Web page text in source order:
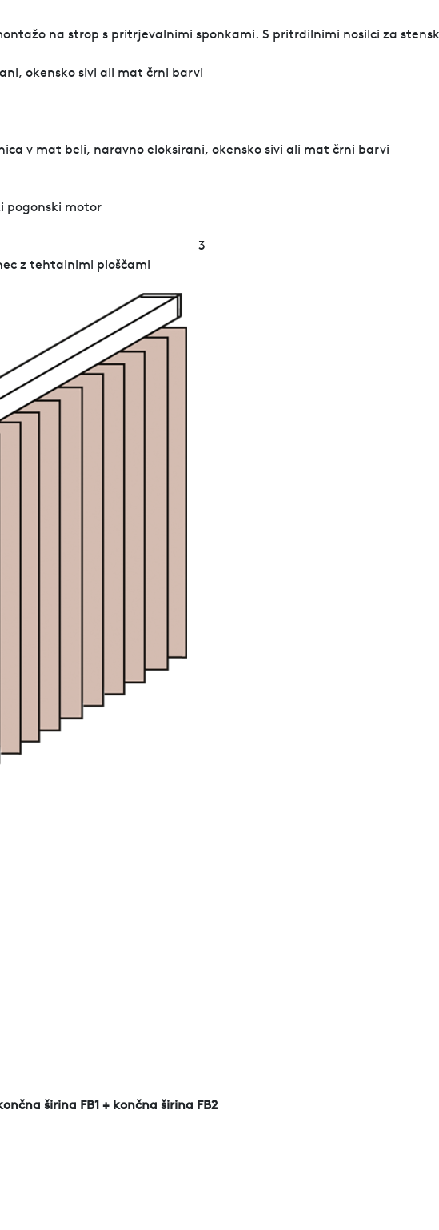
na strop s pritrjevalnimi sponkami. S pritrdilnimi nosilci za
okensko sivi ali mat črni barvi
v mat beli, naravno eloksirani, okensko sivi ali mat črni barvi
pogonski motor
3
z tehtalnimi ploščami
širina FB1 + končna širina FB2